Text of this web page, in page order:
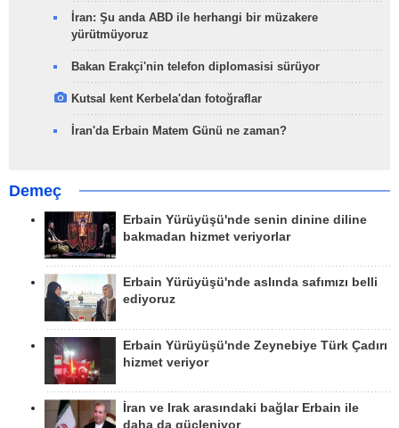
İran: Şu anda ABD ile herhangi bir müzakere
yürütmüyoruz
Bakan Erakçi'nin telefon diplomasisi sürüyor
Kutsal kent Kerbela'dan fotoğraflar
İran'da Erbain Matem Günü ne zaman?
Demeç
Erbain Yürüyüşü'nde senin dinine diline
bakmadan hizmet veriyorlar
Erbain Yürüyüşü'nde aslında safımızı belli
ediyoruz
Erbain Yürüyüşü'nde Zeynebiye Türk Çadırı
hizmet veriyor
İran ve Irak arasındaki bağlar Erbain ile
daha da güçleniyor